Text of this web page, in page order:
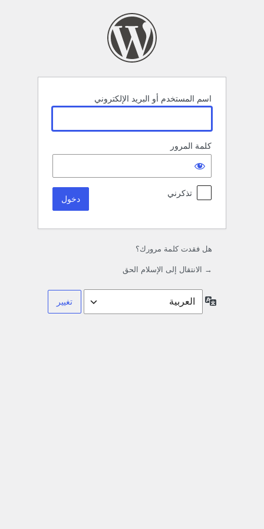
اسم المستخدم أو البريد الإلكتروني
كلمة المرور
تذكرني
هل فقدت كلمة مرورك؟
→ الانتقال إلى الإسلام الحق
اللغة